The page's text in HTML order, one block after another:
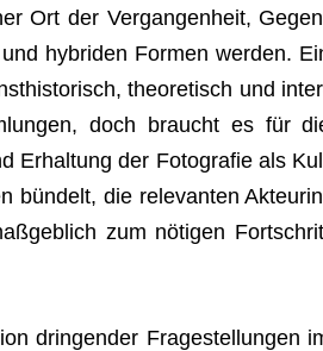
Ort der Ver­gan­gen­heit,
hybri­den For­men wer­den.
theo­re­tisch und
doch braucht es für
Erhal­tung der Foto­gra­fie als
bün­delt, die rele­van­ten
zum nöti­gen
drin­gen­der Fra­ge­stel­lun­gen